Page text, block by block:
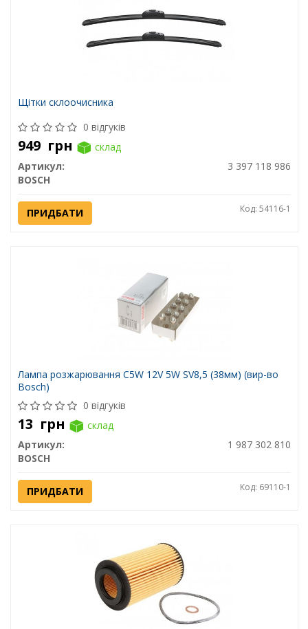
Щітки склоочисника
0 відгуків
949 грн
склад
Артикул:
3 397 118 986
BOSCH
ПРИДБАТИ Код: 54116-1
Лампа розжарювання C5W 12V 5W SV8,5 (38мм) (вир-во
Bosch)
0 відгуків
13 грн
склад
Артикул:
1 987 302 810
BOSCH
ПРИДБАТИ Код: 69110-1